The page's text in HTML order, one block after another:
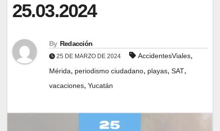
25.03.2024
By Redacción
25 DE MARZO DE 2024 AccidentesViales,
Mérida, periodismo ciudadano, playas, SAT,
vacaciones, Yucatán